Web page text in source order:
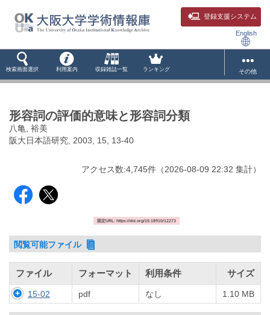
登録支援システム
English
検索画面選択 利用案内 収録雑誌一覧 ランキング その他
形容詞の評価的意味と形容詞分類
八亀, 裕美
阪大日本語研究, 2003, 15, 13-40
アクセス数:4,745件 （2026-08-09 22:32 集計）
固定URL: https://doi.org/10.18910/12273
閲覧可能ファイル
ファイル フォーマット 利用条件 サイズ
15-02 pdf なし 1.10 MB